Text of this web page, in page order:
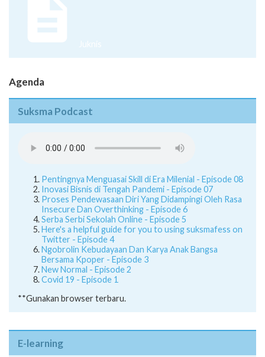
Juknis
Agenda
Suksma Podcast
Pentingnya Menguasai Skill di Era Milenial - Episode 08
Inovasi Bisnis di Tengah Pandemi - Episode 07
Proses Pendewasaan Diri Yang Didampingi Oleh Rasa
Insecure Dan Overthinking - Episode 6
Serba Serbi Sekolah Online - Episode 5
Here's a helpful guide for you to using suksmafess on
Twitter - Episode 4
Ngobrolin Kebudayaan Dan Karya Anak Bangsa
Bersama Kpoper - Episode 3
New Normal - Episode 2
Covid 19 - Episode 1
**Gunakan browser terbaru.
E-learning